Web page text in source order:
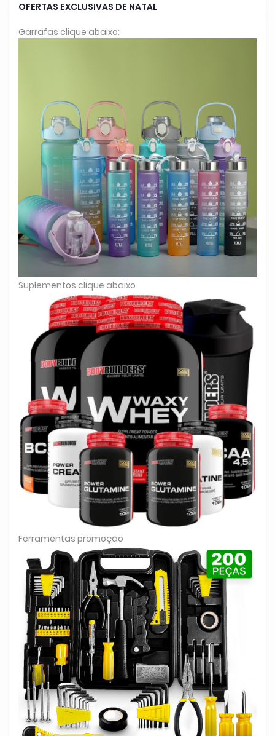
OFERTAS EXCLUSIVAS DE NATAL
Garrafas clique abaixo:
Suplementos clique abaixo
Ferramentas promoção